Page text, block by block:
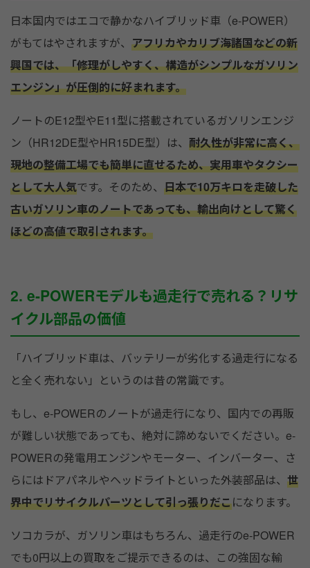
日本国内ではエコで静かなハイブリッド車（e-POWER）
がもてはやされますが、 アフリカやカリブ海諸国などの新
興国では、「修理がしやすく、構造がシンプルなガソリン
エンジン」が圧倒的に好まれます。
ノートのE12型やE11型に搭載されているガソリンエンジ
ン（HR12DE型やHR15DE型）は、 耐久性が非常に高く、
現地の整備工場でも簡単に直せるため、実用車やタクシー
として大人気です。そのため、 日本で10万キロを走破した
古いガソリン車のノートであっても、輸出向けとして驚く
ほどの高値で取引されます。
2. e-POWERモデルも過走行で売れる？リサ
イクル部品の価値
「ハイブリッド車は、バッテリーが劣化する過走行になる
と全く売れない」というのは昔の常識です。
もし、e-POWERのノートが過走行になり、国内での再販
が難しい状態であっても、絶対に諦めないでください。e-
POWERの発電用エンジンやモーター、インバーター、さ
らにはドアパネルやヘッドライトといった外装部品は、 世
界中でリサイクルパーツとして引っ張りだこになります。
ソコカラが、ガソリン車はもちろん、過走行のe-POWER
でも0円以上の買取をご提示できるのは、この強固な輸